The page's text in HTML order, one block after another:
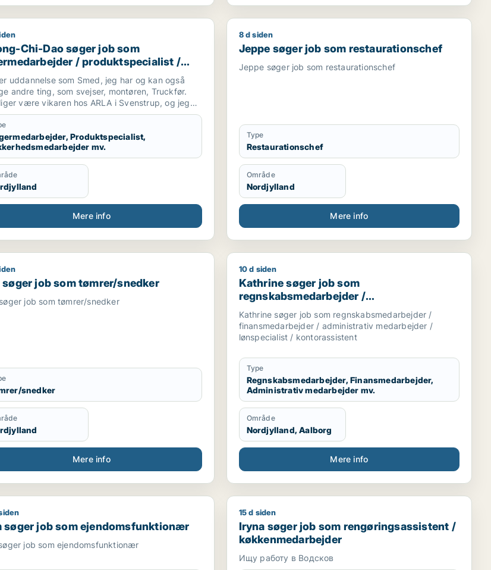
Chi-Dao søger job som lagermedarbejder / produktspecialist / sikkerhedsmedarbejder / smed /
Chi-Dao søger job som
/ produktspecialist /
/ smed /
uddannelse som Smed, jeg har og kan også
andre ting, som svejser, montøren, Truckfør.
være vikaren hos ARLA i Svenstrup, og jeg
at jeg er gode medarbejder......
Produktspecialist,
mv.
Mere info
Jeppe søger job som restaurationschef
8 d siden
Jeppe søger job som restaurationschef
Jeppe søger job som restaurationschef
Type
Restaurationschef
Område
Nordjylland
Mere info
/ hotelmedarbejder
job som tømrer/snedker
søger job som tømrer/snedker
job som tømrer/snedker
snedker
Mere info
Kathrine søger job som regnskabsmedarbejder /
10 d siden
Kathrine søger job som
regnskabsmedarbejder /
finansmedarbejder / administrativ
medarbejder / lønspecialist /
kontorassistent
Kathrine søger job som regnskabsmedarbejder /
finansmedarbejder / administrativ medarbejder /
lønspecialist / kontorassistent
Type
Regnskabsmedarbejder, Finansmedarbejder,
Administrativ medarbejder mv.
Område
Nordjylland, Aalborg
Mere info
job som ejendomsfunktionær
søger job som ejendomsfunktionær
job som ejendomsfunktionær
Iryna søger job som rengøringsassistent /
15 d siden
Iryna søger job som rengøringsassistent /
køkkenmedarbejder
Ищу работу в Водсков